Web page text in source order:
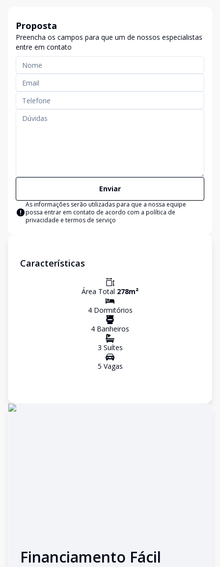
Proposta
Preencha os campos para que um de nossos especialistas
entre em contato
Enviar
As informações serão utilizadas para que a nossa equipe
possa entrar em contato de acordo com a política de
privacidade e termos de serviço
Características
Área Total 278m²
4Dormitórios
4 Banheiros
3 Suítes
5 Vagas
Financiamento Fácil